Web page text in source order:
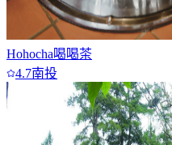
Hohocha喝喝茶
4.7南投